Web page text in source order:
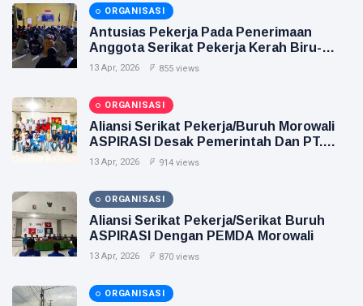
General
Beauty
Fashion
Lifestyle
Business
Health
ORGANISASI
Antusias Pekerja Pada Penerimaan
Anggota Serikat Pekerja Kerah Biru-
SPSI
13 Apr, 2026 855 views
ORGANISASI
Aliansi Serikat Pekerja/Buruh Morowali
ASPIRASI Desak Pemerintah Dan PT.
ITSS
13 Apr, 2026 914 views
ORGANISASI
Aliansi Serikat Pekerja/Serikat Buruh
ASPIRASI Dengan PEMDA Morowali
13 Apr, 2026 870 views
ORGANISASI